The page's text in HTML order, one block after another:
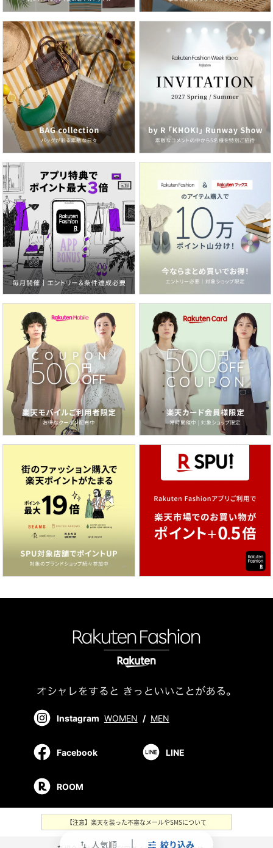
swap_vert 人気順 絞り込み
Instagram WOMEN / MEN
Facebook LINE
ROOM
【注意】楽天を装った不審なメールやSMSについて